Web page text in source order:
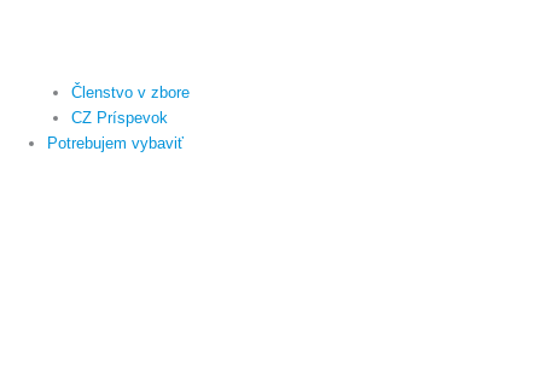
Členstvo v zbore
CZ Príspevok
Potrebujem vybaviť